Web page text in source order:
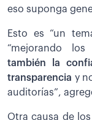
eso suponga
Esto es “un
“mejorando
también la
transparencia y
auditorías”,
Otra causa de